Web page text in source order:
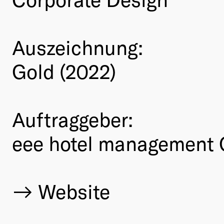
Auszeichnung:
Gold (2022)
Auftraggeber:
eee hotel management
Website